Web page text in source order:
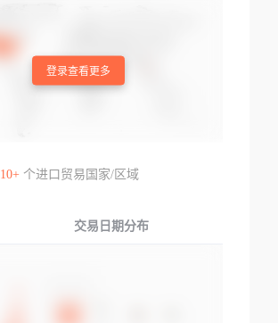
登录查看更多
10+个进口贸易国家/区域
交易日期分布